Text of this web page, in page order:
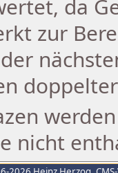
da
zur
nicht